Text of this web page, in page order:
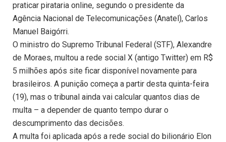
praticar pirataria online, segundo o presidente da
Agência Nacional de Telecomunicações (Anatel), Carlos
Manuel Baigórri.
O ministro do Supremo Tribunal Federal (STF), Alexandre
de Moraes, multou a rede social X (antigo Twitter) em R$
5 milhões após site ficar disponível novamente para
brasileiros. A punição começa a partir desta quinta-feira
(19), mas o tribunal ainda vai calcular quantos dias de
multa – a depender de quanto tempo durar o
descumprimento das decisões.
A multa foi aplicada após a rede social do bilionário Elon